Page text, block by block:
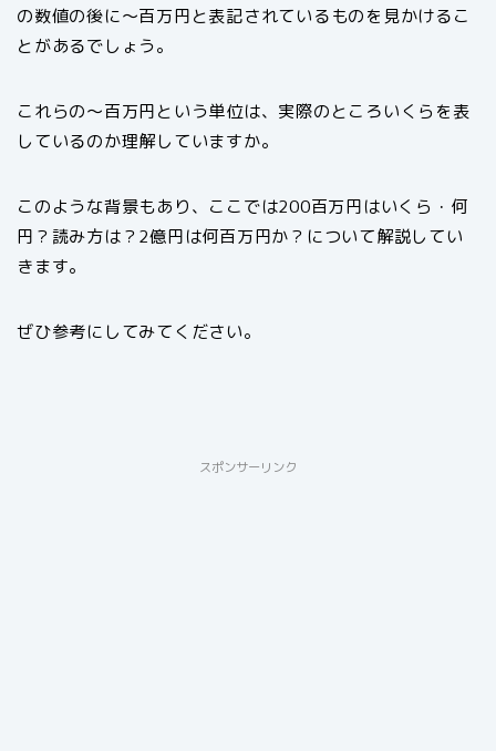
の数値の後に～百万円と表記されているものを見かけるこ
とがあるでしょう。
これらの～百万円という単位は、実際のところいくらを表
しているのか理解していますか。
このような背景もあり、ここでは200百万円はいくら・何
円？読み方は？2億円は何百万円か？について解説してい
きます。
ぜひ参考にしてみてください。
スポンサーリンク